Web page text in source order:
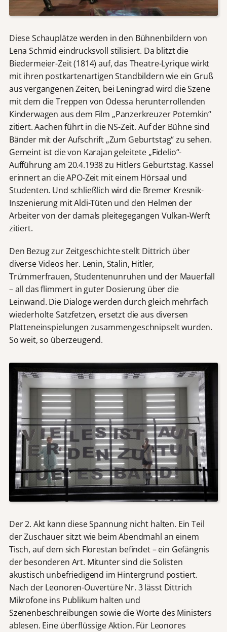
Diese Schauplätze werden in den Bühnenbildern von
Lena Schmid eindrucksvoll stilisiert. Da blitzt die
Biedermeier-Zeit (1814) auf, das Theatre-Lyrique wirkt
mit ihren postkartenartigen Standbildern wie ein Gruß
aus vergangenen Zeiten, bei Leningrad wird die Szene
mit dem die Treppen von Odessa herunterrollenden
Kinderwagen aus dem Film „Panzerkreuzer Potemkin“
zitiert. Aachen führt in die NS-Zeit. Auf der Bühne sind
Bänder mit der Aufschrift „Zum Geburtstag“ zu sehen.
Gemeint ist die von Karajan geleitete „Fidelio“-
Aufführung am 20.4.1938 zu Hitlers Geburtstag. Kassel
erinnert an die APO-Zeit mit einem Hörsaal und
Studenten. Und schließlich wird die Bremer Kresnik-
Inszenierung mit Aldi-Tüten und den Helmen der
Arbeiter von der damals pleitegegangen Vulkan-Werft
zitiert.
Den Bezug zur Zeitgeschichte stellt Dittrich über
diverse Videos her. Lenin, Stalin, Hitler,
Trümmerfrauen, Studentenunruhen und der Mauerfall
– all das flimmert in guter Dosierung über die
Leinwand. Die Dialoge werden durch gleich mehrfach
wiederholte Satzfetzen, ersetzt die aus diversen
Platteneinspielungen zusammengeschnipselt wurden.
So weit, so überzeugend.
Der 2. Akt kann diese Spannung nicht halten. Ein Teil
der Zuschauer sitzt wie beim Abendmahl an einem
Tisch, auf dem sich Florestan befindet – ein Gefängnis
der besonderen Art. Mitunter sind die Solisten
akustisch unbefriedigend im Hintergrund postiert.
Nach der Leonoren-Ouvertüre Nr. 3 lässt Dittrich
Mikrofone ins Publikum halten und
Szenenbeschreibungen sowie die Worte des Ministers
ablesen. Eine überflüssige Aktion. Für Leonores